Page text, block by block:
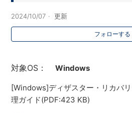
2024/10/07 更新
フォローする
対象OS： Windows
[Windows]ディザスター・リカバ
理ガイド(PDF:423 KB)